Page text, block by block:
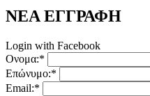
ΝΕΑ ΕΓΓΡΑΦΗ
Login with Facebook
Ονομα:*
Επώνυμο:*
Email:*